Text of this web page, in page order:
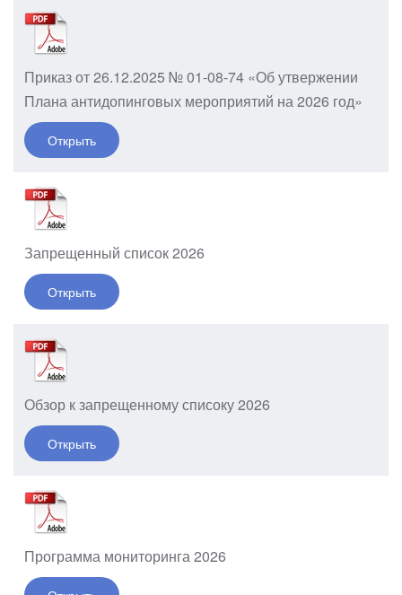
Приказ от 26.12.2025 № 01-08-74 «Об утвержении
Плана антидопинговых мероприятий на 2026 год»
Открыть
Запрещенный список 2026
Открыть
Обзор к запрещенному списоку 2026
Открыть
Программа мониторинга 2026